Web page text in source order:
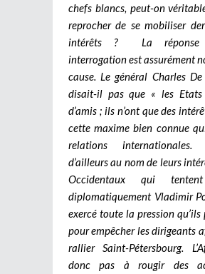
chefs blancs, peut-on
reprocher de se mobiliser
intérêts ? La
interrogation est assurément
cause. Le général Charles
disait-il pas que « les Etats
d’amis ; ils n’ont que des
cette maxime bien connue
relations
d’ailleurs au nom de leurs
Occidentaux qui
diplomatiquement Vladimir
exercé toute la pression qu’ils
pour empêcher les dirigeants
rallier Saint-Pétersbourg.
donc pas à rougir des